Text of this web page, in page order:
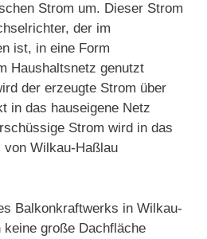
Strom um. Dieser Strom
der im
ist, in eine Form
Haushaltsnetz genutzt
der erzeugte Strom über
in das hauseigene Netz
Strom wird in das
Wilkau-Haßlau
Balkonkraftwerks in Wilkau-
große Dachfläche